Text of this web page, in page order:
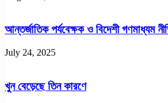
আন্তর্জাতিক পর্যবেক্ষক ও বিদেশী গণমাধ্যম
July 24, 2025
খুন বেড়েছে তিন কারণে